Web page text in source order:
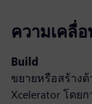
ความเคลื่
Build
ขยายหรือสร้าง
Xcelerator โด